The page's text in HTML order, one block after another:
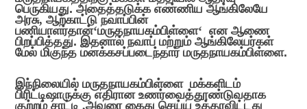
பெருகியது. அதைத்தடுக்க எண்ணிய ஆங்கிலேயே
அரசு,ஆற்காட்டு நவாப்பின்
பணியாளர்தான்‘மருதநாயகம்பிள்ளை‘என ஆணை
பிறப்பித்தது. இதனால் நவாப் மற்றும் ஆங்கிலேயர்கள்
மேல் மிகுந்த மனக்கசப்படைந்தார் மருதநாயகம்பிள்ளை.
இந்நிலையில் மருதநாயகம்பிள்ளை மக்களிடம்
பிரிட்டிஷாருக்கு எதிரான உணர்வைத்தூண்டுவதாக
குற்றம் சாட்டி,அவரை கைது செய்ய உத்தரவிட்டது